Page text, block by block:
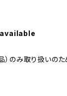
）のみ取り扱いのた